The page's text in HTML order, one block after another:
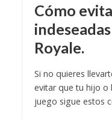
Cómo
Royale.
Si no quieres
evitar que tu hijo o
juego sigue estos